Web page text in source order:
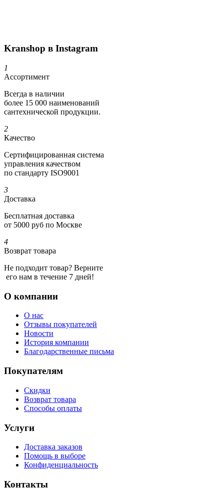
Kranshop в Instagram
1
Ассортимент
Всегда в наличии
более 15 000 наименований
сантехнической продукции.
2
Качество
Сертифициро­ванная система
управления качеством
по стандарту ISO9001
3
Доставка
Бесплатная доставка
от 5000 руб по Москве
4
Возврат товара
Не подходит товар? Верните
его нам в течение 7 дней!
О компании
О нас
Отзывы покупателей
Новости
История компании
Благодарственные письма
Покупателям
Скидки
Возврат товара
Способы оплаты
Услуги
Доставка заказов
Помощь в выборе
Конфиденциальность
Контакты